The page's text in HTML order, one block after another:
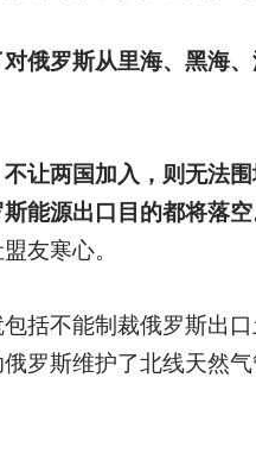
俄罗斯从里海、黑海
不让两国加入，则无法
能源出口目的都将落空
友寒心。
括不能制裁俄罗斯出
罗斯维护了北线天然